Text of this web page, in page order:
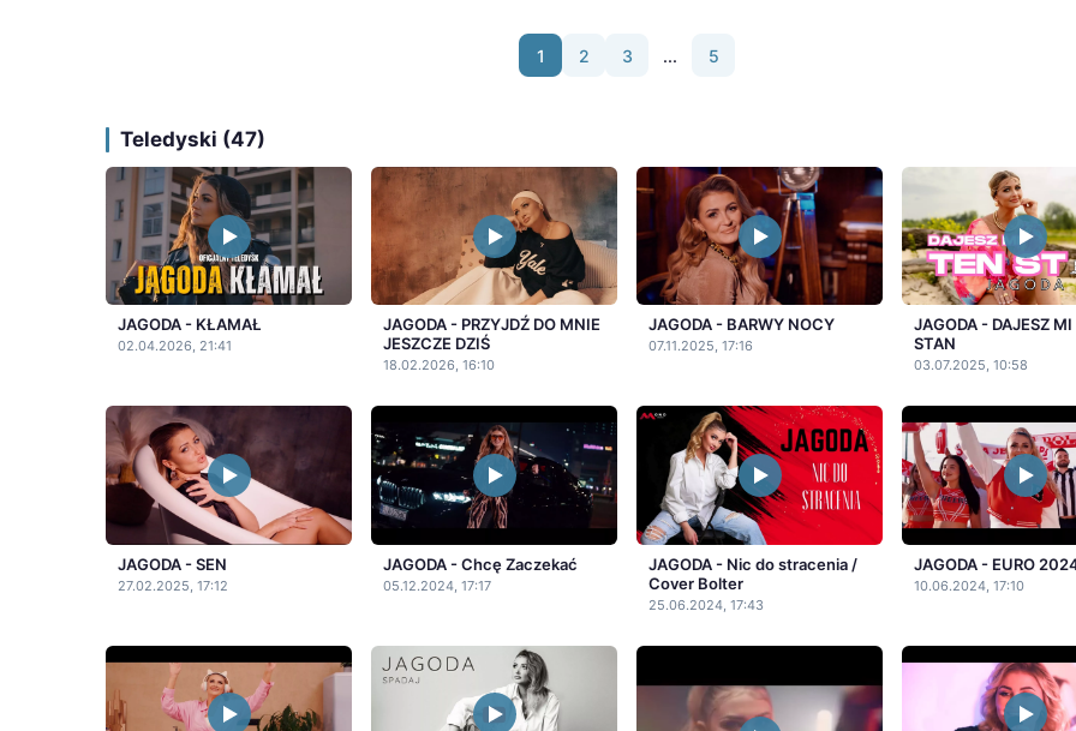
1 2 3 ... 5
Teledyski (47)
JAGODA - KŁAMAŁ
02.04.2026, 21:41
JAGODA - PRZYJDŹ DO MNIE
JESZCZE DZIŚ
18.02.2026, 16:10
JAGODA - BARWY NOCY
07.11.2025, 17:16
JAGODA - DAJESZ
STAN
03.07.2025, 10:58
JAGODA - SEN
27.02.2025, 17:12
JAGODA - Chcę Zaczekać
05.12.2024, 17:17
JAGODA - Nic do stracenia /
Cover Bolter
25.06.2024, 17:43
JAGODA - EURO
10.06.2024, 17:10